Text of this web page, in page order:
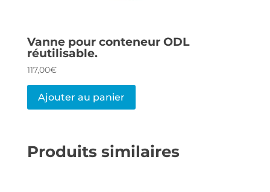
Vanne pour conteneur ODL
réutilisable.
117,00€
Ajouter au panier
Produits similaires